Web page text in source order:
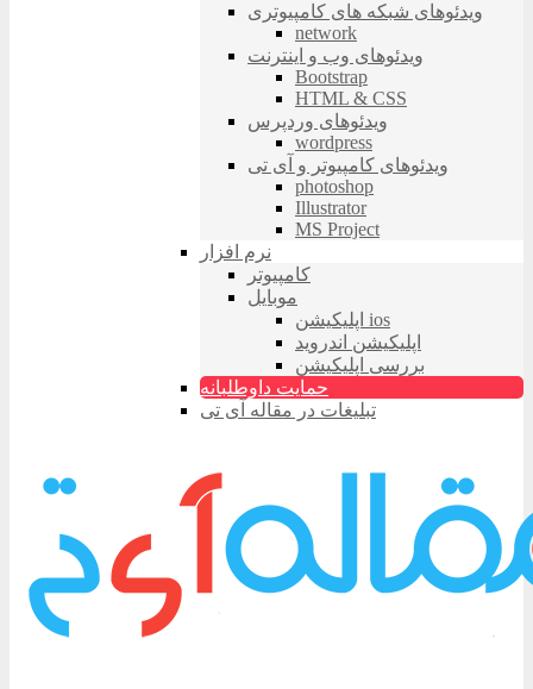
ویدئوهای شبکه های کامپیوتری
network
ویدئوهای وب و اینترنت
Bootstrap
HTML & CSS
ویدئوهای وردپرس
wordpress
ویدئوهای کامپیوتر و آی تی
photoshop
Illustrator
MS Project
نرم افزار
کامپیوتر
موبایل
اپلیکیشن ios
اپلیکیشن اندروید
بررسی اپلیکیشن
حمایت داوطلبانه
تبلیغات در مقاله آی تی